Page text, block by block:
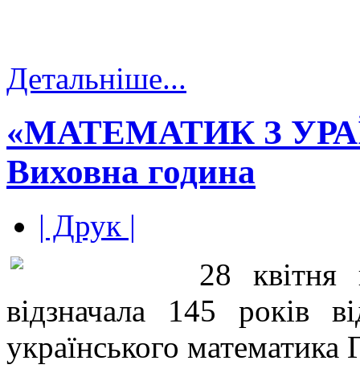
Детальніше...
«МАТЕМАТИК З
Виховна година
| Друк |
28 квітня
відзначала 145 років
українського математика